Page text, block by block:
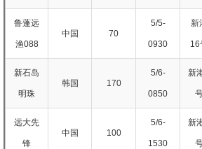
鲁蓬远
渔088
中国 70
5/5-
0930
新
16
新石岛
明珠
韩国 170
5/6-
0850
新
远大先
锋
中国 100
5/6-
1530
新